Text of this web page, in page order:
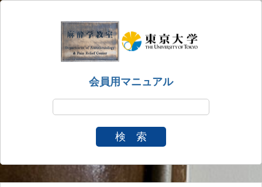
会員用マニュアル
検 索